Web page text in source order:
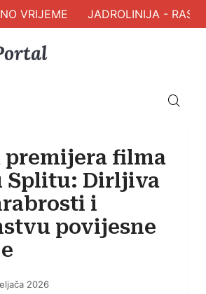
VRIJEME JADROLINIJA -
premijera filma
Splitu: Dirljiva
i
povijesne
2026